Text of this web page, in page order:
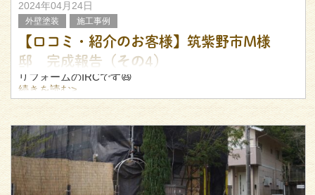
2024年04月24日
外壁塗装 施工事例
【口コミ・紹介のお客様】筑紫野市M様
邸 完成報告（その4）
リフォームのIRCです😆
先日ご紹介した筑紫野市M邸にて行った、各種補修工事が
その報告をさせていただきます！
▼BEFORE
築25年。外壁塗装も何もし
続きを読む>